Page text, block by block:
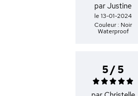
par Justine
le 13-01-2024
Couleur : Noir
Waterproof
5 / 5